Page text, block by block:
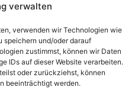
verwalten
verwenden wir Technologien wie
speichern und/oder darauf
zustimmst, können wir Daten
IDs auf dieser Website verarbeiten.
oder zurückziehst, können
beeinträchtigt werden.
Berlin,
,Assistenzdienst
Köln,